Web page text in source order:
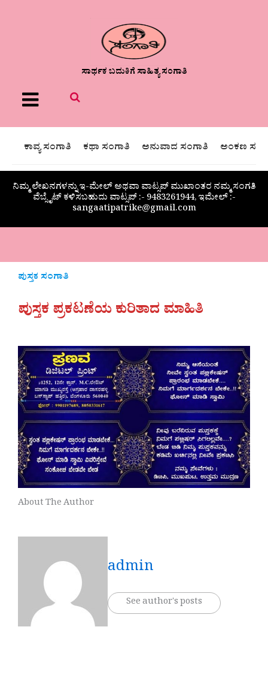
ಸಾರ್ಥಕ ಬದುಕಿಗೆ ಸಾಹಿತ್ಯ ಸಂಗಾತಿ
Menu
ಕಾವ್ಯ ಸಂಗಾತಿ ಕಥಾ ಸಂಗಾತಿ ಅನುವಾದ ಸಂಗಾತಿ ಅಂಕಣ
ನಿಮ್ಮ ಲೇಖನಗಳನ್ನು ಇ-ಮೇಲ್ ಅಥವಾ ವಾಟ್ಸಪ್ ಮುಖಾಂತರ ನಮ್ಮ ಸಂಗತಿ
ವೆಬ್ಸೈಟ್ ಕಳಿಸಬಹುದು ವಾಟ್ಸಪ್‌ :- 9483261944, ಇಮೇಲ್ :-
sangaatipatrike@gmail.com
ಪುಸ್ತಕ ಸಂಗಾತಿ
ಪುಸ್ತಕ ಪ್ರಕಟಣೆಯ ಕುರಿತಾದ ಮಾಹಿತಿ
About The Author
admin
See author's posts